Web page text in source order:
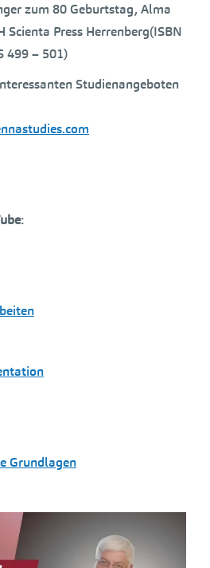
zum 80 Geburtstag, Alma
Scienta Press Herrenberg(ISBN
499 – 501)
Studienangeboten
:
Grundlagen